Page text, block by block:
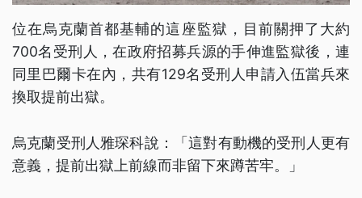
位在烏克蘭首都基輔的這座監獄，目前關押了大約
700名受刑人，在政府招募兵源的手伸進監獄後，連
同里巴爾卡在內，共有129名受刑人申請入伍當兵來
換取提前出獄。
烏克蘭受刑人雅琛科說：「這對有動機的受刑人更有
意義，提前出獄上前線而非留下來蹲苦牢。」